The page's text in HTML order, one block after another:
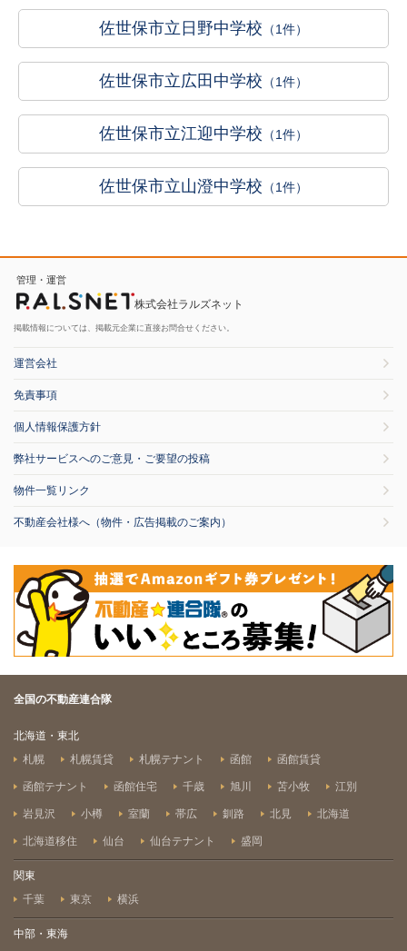
佐世保市立日野中学校 （1件）
佐世保市立広田中学校 （1件）
佐世保市立江迎中学校 （1件）
佐世保市立山澄中学校 （1件）
管理・運営
株式会社ラルズネット
掲載情報については、掲載元企業に直接お問合せください。
運営会社
免責事項
個人情報保護方針
弊社サービスへのご意見・ご要望の投稿
物件一覧リンク
不動産会社様へ（物件・広告掲載のご案内）
全国の不動産連合隊
北海道・東北
札幌
札幌賃貸 札幌テナント 函館 函館賃貸
函館テナント 函館住宅 千歳 旭川 苫小牧 江別
岩見沢 小樽 室蘭 帯広 釧路 北見 北海道
北海道移住 仙台 仙台テナント 盛岡
関東
千葉
東京 横浜
中部・東海